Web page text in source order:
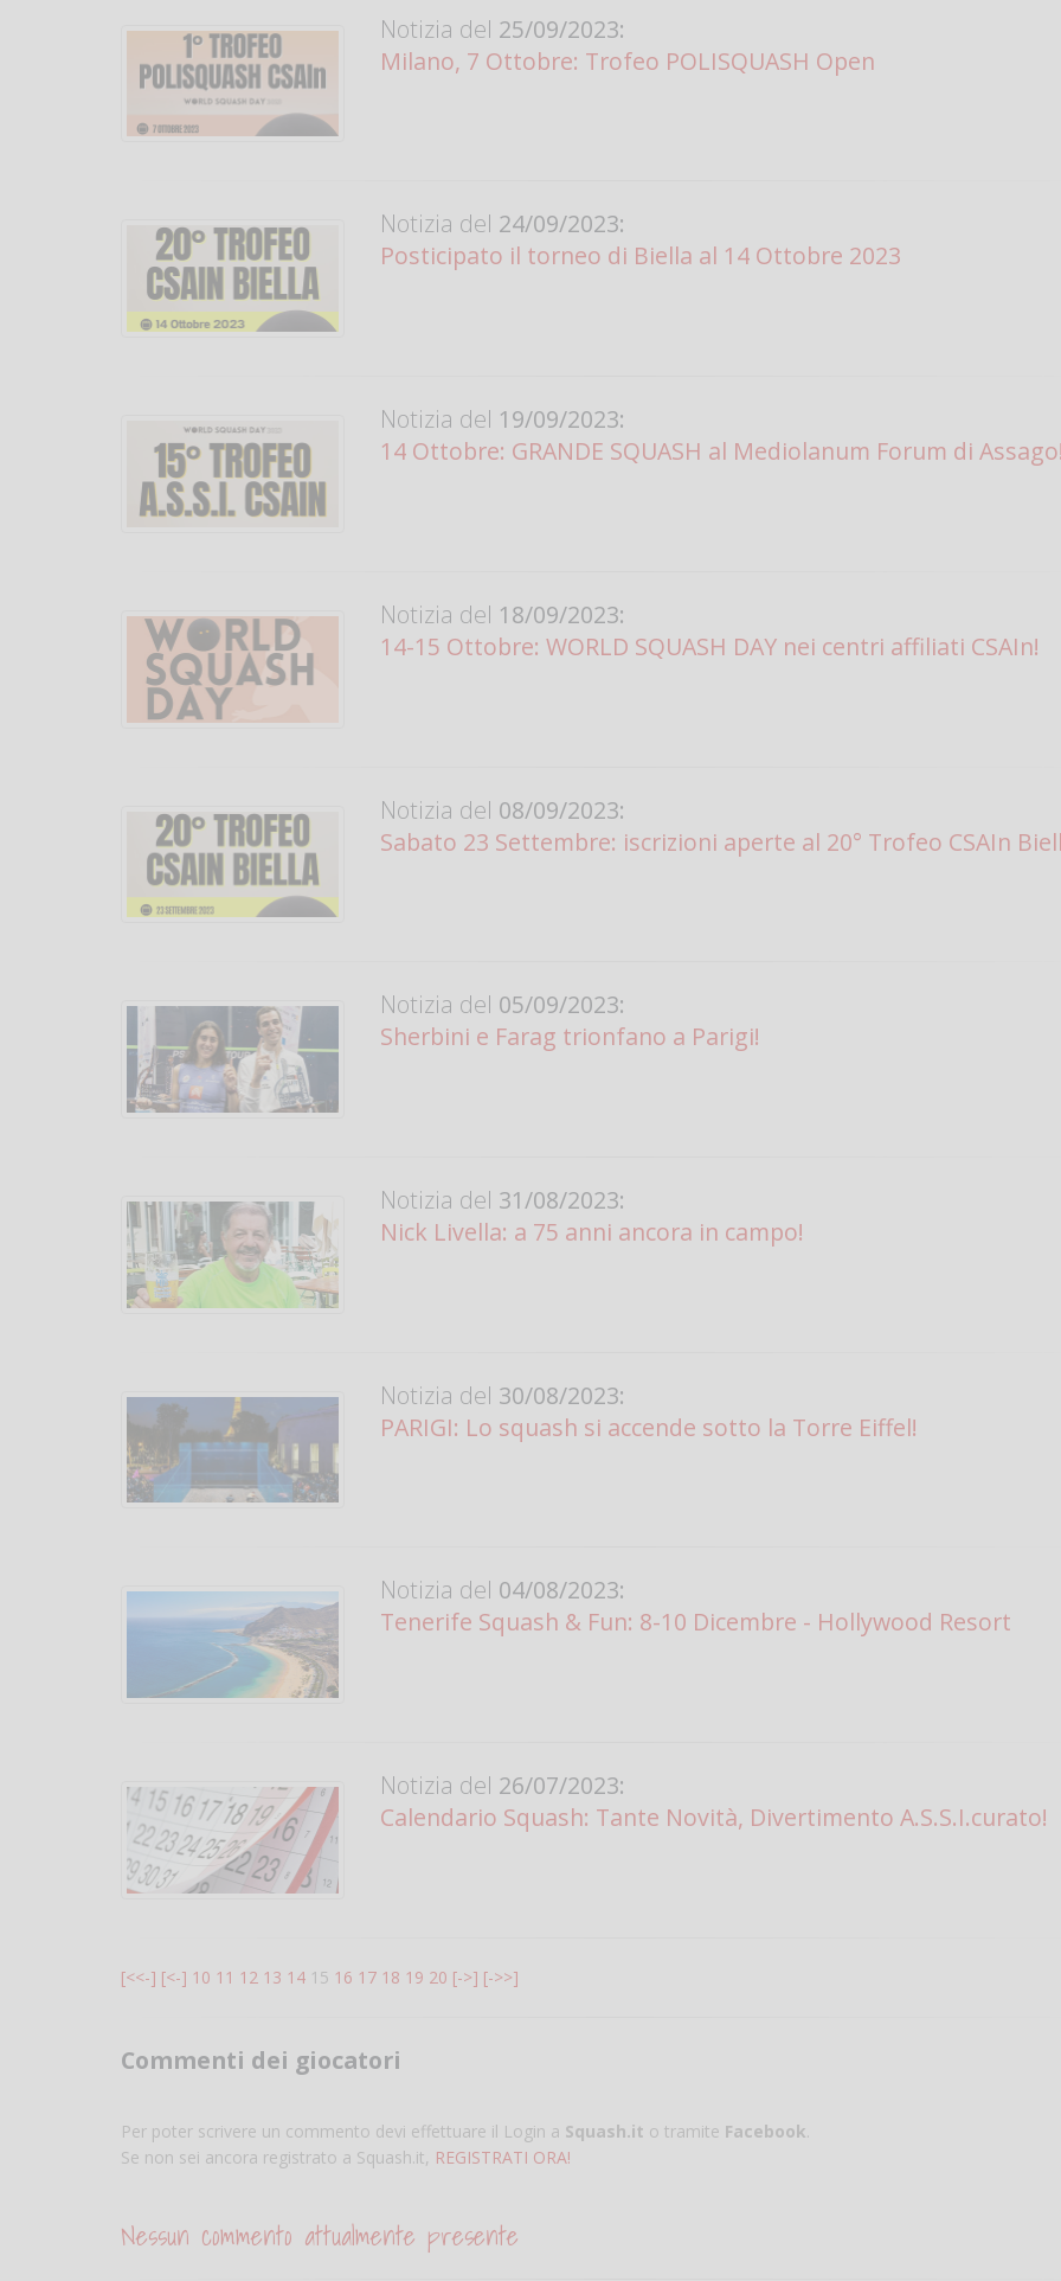
Notizia del 25/09/2023:
Milano, 7 Ottobre: Trofeo POLISQUASH Open
Notizia del 24/09/2023:
Posticipato il torneo di Biella al 14 Ottobre 2023
Notizia del 19/09/2023:
14 Ottobre: GRANDE SQUASH al Mediolanum Forum di
Notizia del 18/09/2023:
14-15 Ottobre: WORLD SQUASH DAY nei centri affiliati CSAIn!
Notizia del 08/09/2023:
Sabato 23 Settembre: iscrizioni aperte al 20° Trofeo CSAIn
Notizia del 05/09/2023:
Sherbini e Farag trionfano a Parigi!
Notizia del 31/08/2023:
Nick Livella: a 75 anni ancora in campo!
Notizia del 30/08/2023:
PARIGI: Lo squash si accende sotto la Torre Eiffel!
Notizia del 04/08/2023:
Tenerife Squash & Fun: 8-10 Dicembre - Hollywood Resort
Notizia del 26/07/2023:
Calendario Squash: Tante Novità, Divertimento A.S.S.I.curato!
[<<-] [<-] 10 11 12 13 14 15 16 17 18 19 20 [->] [->>]
Commenti dei giocatori
Per poter scrivere un commento devi effettuare il Login a Squash.it o tramite Facebook.
Se non sei ancora registrato a Squash.it, REGISTRATI ORA!
Nessun commento attualmente presente